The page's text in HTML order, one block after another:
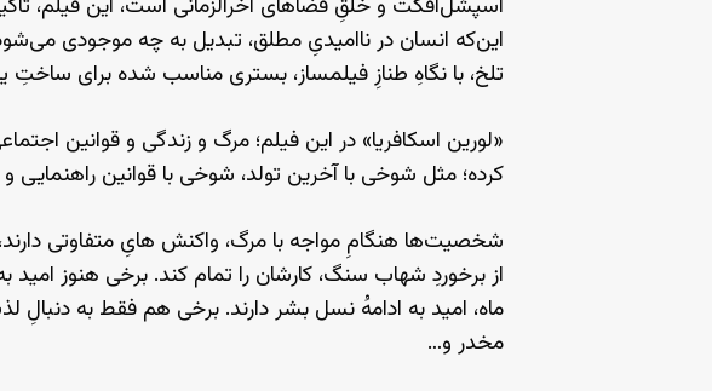
اسپشل‌افکت و خلقِ فضاهای آخرالزمانی است، این فیلم،
این‌که انسان در نا‌امیدیِ مطلق، تبدیل به چه موجودی
تلخ، با نگاهِ طنازِ فیلمساز، بستری مناسب شده برای
«لورین اسکافریا» در این فیلم؛ مرگ و زندگی و قوانین
کرده؛ مثل شوخی با آخرین تولد، شوخی با قوانین راهنمایی
شخصیت‌ها هنگامِ مواجه با مرگ، واکنش هایِ متفاوتی
از برخوردِ شهاب سنگ، کارشان را تمام کند. برخی هنوز
ماه، امید به ادامهُ نسل بشر دارند‌. برخی هم فقط به
مخدر و…